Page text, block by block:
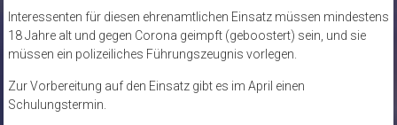
Interessenten für diesen ehrenamtlichen Einsatz müssen mindestens
18 Jahre alt und gegen Corona geimpft (geboostert) sein, und sie
müssen ein polizeiliches Führungszeugnis vorlegen.
Zur Vorbereitung auf den Einsatz gibt es im April einen
Schulungstermin.